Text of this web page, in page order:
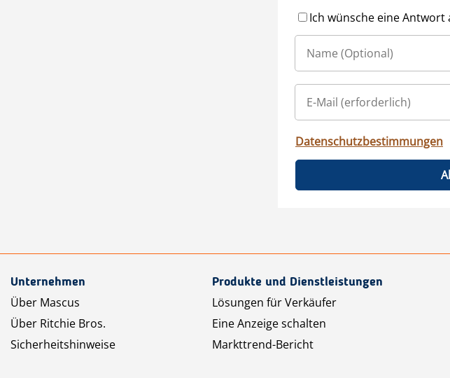
Ich wünsche eine Antwort
Datenschutzbestimmungen
Unternehmen
Über Mascus
Über Ritchie Bros.
Sicherheitshinweise
Produkte und Dienstleistungen
Lösungen für Verkäufer
Eine Anzeige schalten
Markttrend-Bericht